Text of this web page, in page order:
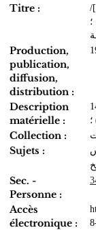
Titre :
Production,
publication,
diffusion,
distribution :
Description
matérielle :
ق. (1400
Collection :
Sujets :
Sec. -
Personne :
Accès
électronique :